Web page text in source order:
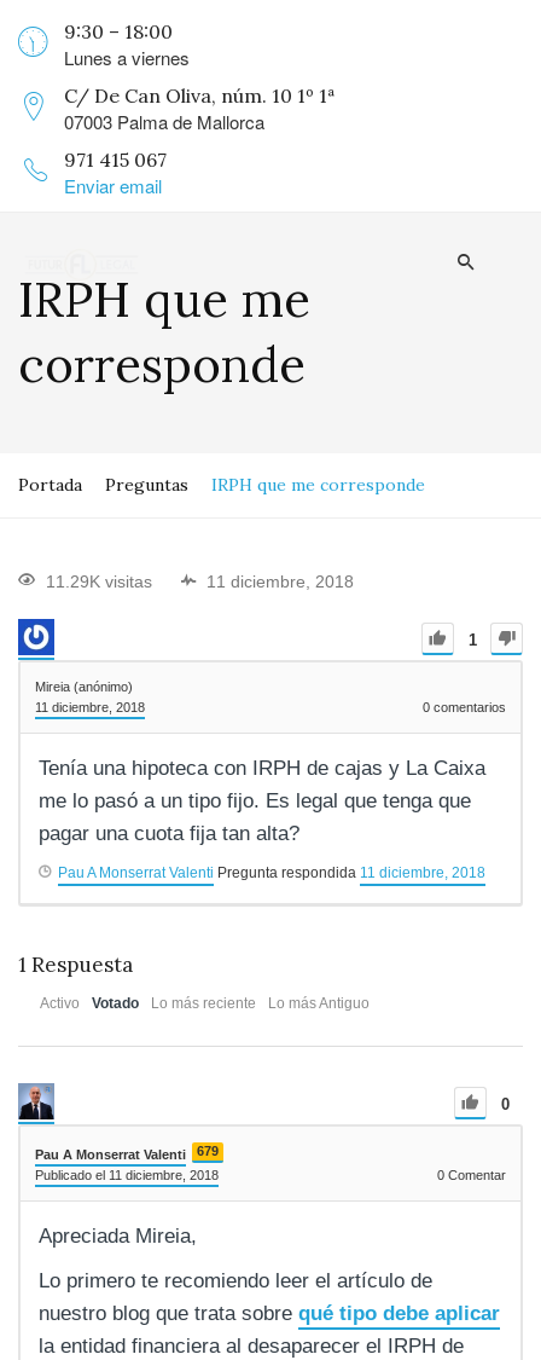
9:30 – 18:00
Lunes a viernes
C/ De Can Oliva, núm. 10 1º 1ª
07003 Palma de Mallorca
971 415 067
Enviar email
IRPH que me
corresponde
Portada Preguntas IRPH que me corresponde
11.29K visitas 11 diciembre, 2018
1
Mireia (anónimo)
11 diciembre, 2018
0 comentarios
Tenía una hipoteca con IRPH de cajas y La Caixa
me lo pasó a un tipo fijo. Es legal que tenga que
pagar una cuota fija tan alta?
Pau A Monserrat Valenti Pregunta respondida 11 diciembre, 2018
1 Respuesta
Activo Votado Lo más reciente Lo más Antiguo
0
Pau A Monserrat Valenti
679
Publicado el 11 diciembre, 2018
0 Comentar
Apreciada Mireia,
Lo primero te recomiendo leer el artículo de
nuestro blog que trata sobre qué tipo debe aplicar
la entidad financiera al desaparecer el IRPH de